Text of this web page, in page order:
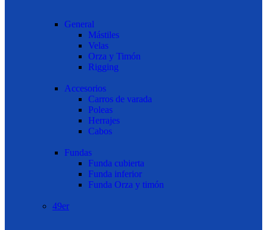
General
Mástiles
Velas
Orza y Timón
Rigging
Accesorios
Carros de varada
Poleas
Herrajes
Cabos
Fundas
Funda cubierta
Funda inferior
Funda Orza y timón
49er